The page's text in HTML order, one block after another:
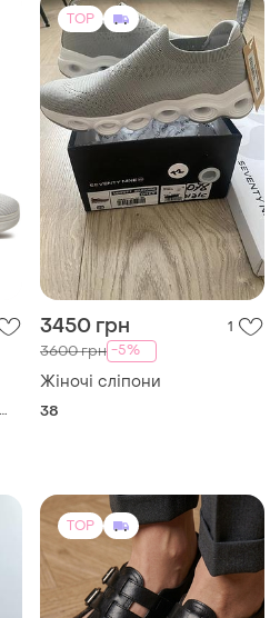
TOP
3450 грн 1
3600 грн -5%
Жіночі сліпони
38
TOP